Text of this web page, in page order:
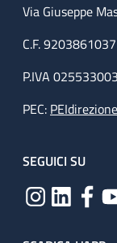
Via Giuseppe
C.F.
P.IVA
PEC:
SEGUICI SU